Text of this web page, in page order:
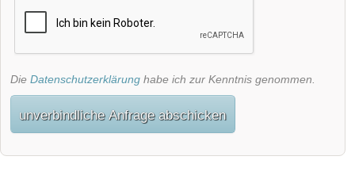
Die Datenschutzerklärung habe ich zur Kenntnis genommen.
unverbindliche Anfrage abschicken